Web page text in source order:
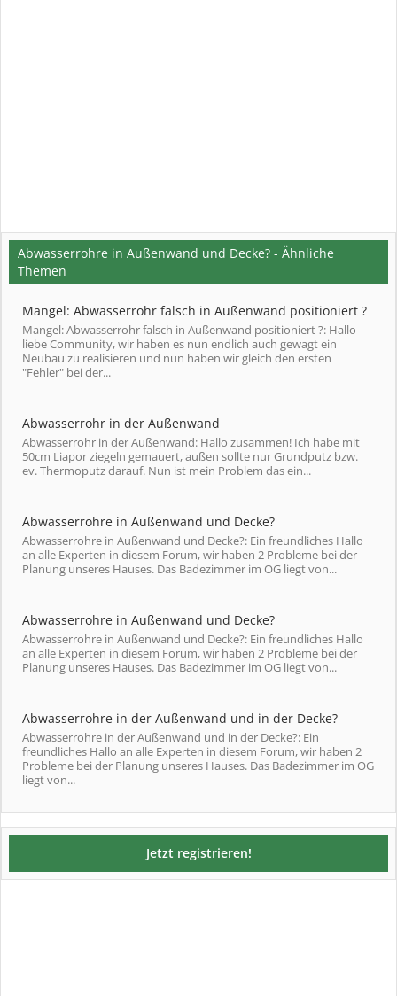
Abwasserrohre in Außenwand und Decke? - Ähnliche
Themen
Mangel: Abwasserrohr falsch in Außenwand positioniert ?
Mangel: Abwasserrohr falsch in Außenwand positioniert ?: Hallo
liebe Community, wir haben es nun endlich auch gewagt ein
Neubau zu realisieren und nun haben wir gleich den ersten
"Fehler" bei der...
Abwasserrohr in der Außenwand
Abwasserrohr in der Außenwand: Hallo zusammen! Ich habe mit
50cm Liapor ziegeln gemauert, außen sollte nur Grundputz bzw.
ev. Thermoputz darauf. Nun ist mein Problem das ein...
Abwasserrohre in Außenwand und Decke?
Abwasserrohre in Außenwand und Decke?: Ein freundliches Hallo
an alle Experten in diesem Forum, wir haben 2 Probleme bei der
Planung unseres Hauses. Das Badezimmer im OG liegt von...
Abwasserrohre in Außenwand und Decke?
Abwasserrohre in Außenwand und Decke?: Ein freundliches Hallo
an alle Experten in diesem Forum, wir haben 2 Probleme bei der
Planung unseres Hauses. Das Badezimmer im OG liegt von...
Abwasserrohre in der Außenwand und in der Decke?
Abwasserrohre in der Außenwand und in der Decke?: Ein
freundliches Hallo an alle Experten in diesem Forum, wir haben 2
Probleme bei der Planung unseres Hauses. Das Badezimmer im OG
liegt von...
Jetzt registrieren!